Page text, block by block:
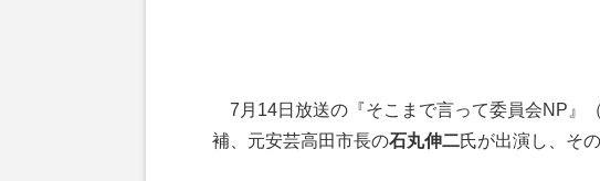
7月14日放送の『そこまで言って委員会NP』
補、元安芸高田市長の石丸伸二氏が出演し、そ